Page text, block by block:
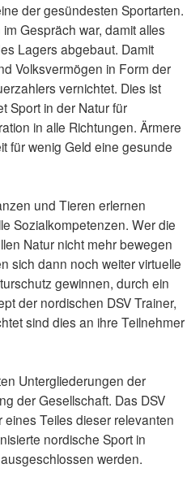
der gesündesten Sportarten.
Gespräch war, damit alles
Lagers abgebaut. Damit
Volksvermögen in Form der
vernichtet. Dies ist
Sport in der Natur für
in alle Richtungen. Ärmere
für wenig Geld eine gesunde
und Tieren erlernen
Sozialkompetenzen. Wer die
Natur nicht mehr bewegen
sich dann noch weiter virtuelle
gewinnen, durch ein
der nordischen DSV Trainer,
sind dies an ihre Teilnehmer
Untergliederungen der
der Gesellschaft. Das DSV
Teiles dieser relevanten
nordische Sport in
werden.